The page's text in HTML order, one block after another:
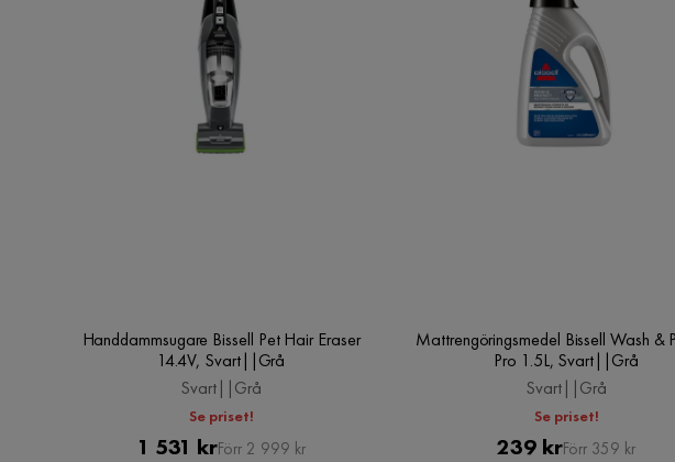
Handdammsugare Bissell Pet Hair Eraser
14.4V, Svart||Grå
Svart||Grå
Se priset!
Pris
1 531 krOriginal
Förr 2 999 kr
Mattrengöringsmedel Bissell Wash &
Pro 1.5L, Svart||Grå
Svart||Grå
Se priset!
Pris
239 krOriginal
Förr 359 kr